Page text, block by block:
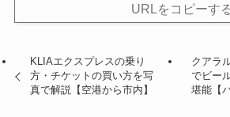
URLをコピーす
KLIAエクスプレスの乗り
方・チケットの買い方を写
真で解説【空港から市内】
クアラ
でビー
堪能【